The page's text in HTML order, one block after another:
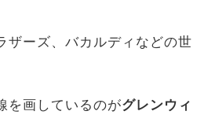
ザーズ、バカルディなどの世
を画しているのがグレンウィ